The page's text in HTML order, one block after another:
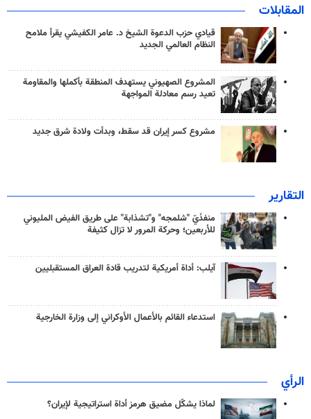
المقابلات
قيادي حزب الدعوة الشيخ د. عامر الكفيشي يقرأ ملامح
النظام العالمي الجديد
المشروع الصهيوني يستهدف المنطقة بأكملها والمقاومة
تعيد رسم معادلة المواجهة
مشروع كسر إيران قد سقط، وبدأت ولادة شرق جديد
التقارير
منفذَيّ "شلمجه" و"تشذابة" على طريق الفيض المليوني
للأربعين؛ وحركة المرور لا تزال كثيفة
آيلب: أداة أمريكية لتدريب قادة العراق المستقبليين
استدعاء القائم بالأعمال الأوكراني إلى وزارة الخارجية
الرأي
لماذا يشكّل مضيق هرمز أداة استراتيجية لإيران؟